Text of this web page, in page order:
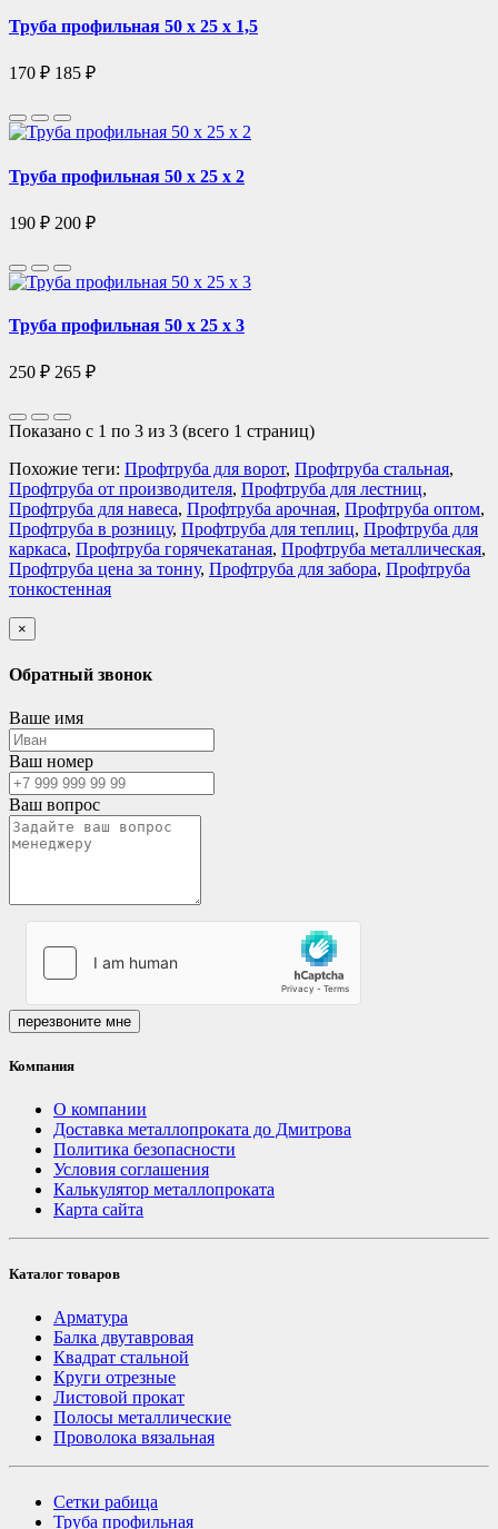
Труба профильная 50 х 25 х 1,5
170 ₽ 185 ₽
Труба профильная 50 х 25 х 2
190 ₽ 200 ₽
Труба профильная 50 х 25 х 3
250 ₽ 265 ₽
Показано с 1 по 3 из 3 (всего 1 страниц)
Похожие теги: Профтруба для ворот, Профтруба стальная,
Профтруба от производителя, Профтруба для лестниц,
Профтруба для навеса, Профтруба арочная, Профтруба оптом,
Профтруба в розницу, Профтруба для теплиц, Профтруба для
каркаса, Профтруба горячекатаная, Профтруба металлическая,
Профтруба цена за тонну, Профтруба для забора, Профтруба
тонкостенная
×
Обратный звонок
Ваше имя
Ваш номер
Ваш вопрос
перезвоните мне
Компания
О компании
Доставка металлопроката до Дмитрова
Политика безопасности
Условия соглашения
Калькулятор металлопроката
Карта сайта
Каталог товаров
Арматура
Балка двутавровая
Квадрат стальной
Круги отрезные
Листовой прокат
Полосы металлические
Проволока вязальная
Сетки рабица
Труба профильная